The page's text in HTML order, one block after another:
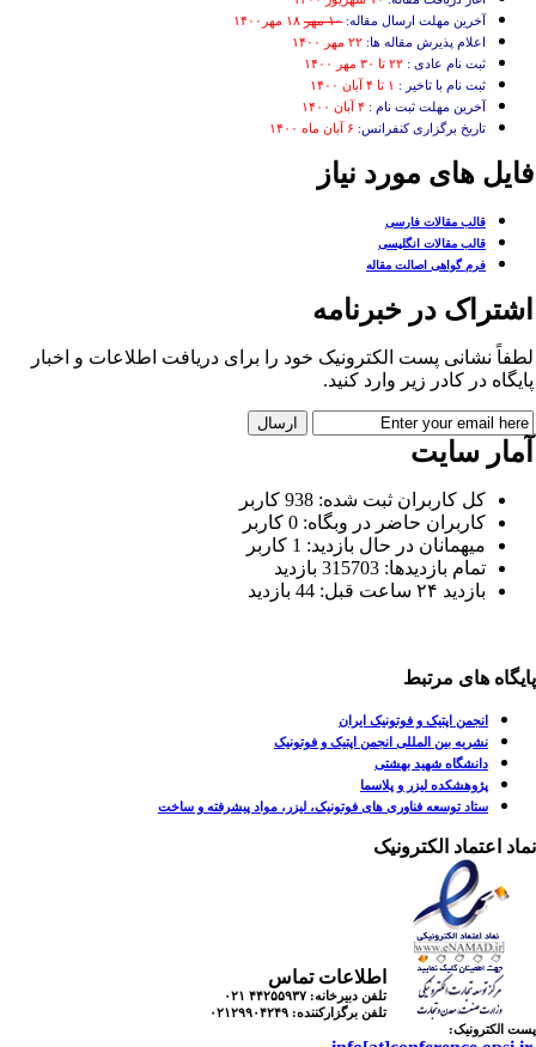
آخرین مهلت ارسال مقاله: ۱۰ مهر
۱۸ مهر۱۴۰۰
اعلام پذیرش مقاله ها: ۲۲ مهر ۱۴۰۰
ثبت نام عادی : ۲۲ تا ۳۰ مهر ۱۴۰۰
ثبت نام با تاخیر :
آخرین مهلت ثبت نام : ۴ آبان ۱۴۰۰
تاریخ برگزاری کنفرانس: ۶ آبان ماه ۱۴۰۰
های مورد نیاز
قالب مقالات فارسی
قالب مقالات انگلیسی
فرم گواهی اصالت مقاله
در خبرنامه
نشانی پست الکترونیک خود را برای دریافت اطلاعات و اخبار
در کادر زیر وارد کنید.
سایت
کل کاربران ثبت شده: 938 کاربر
کاربران حاضر در وبگاه: 0 کاربر
میهمانان در حال بازدید: 1 کاربر
تمام بازدید‌ها: 315703 بازدید
بازدید ۲۴ ساعت قبل: 44 بازدید
های مرتبط
انجمن اپتیک و فوتونیک ایران
نشریه بین المللی انجمن اپتیک و فوتونیک
دانشگاه شهید بهشتی
پژوهشکده لیزر و پلاسما
ستاد توسعه فناوری های فوتونیک، لیزر، مواد پیشرفته و ساخت
اعتماد الکترونیک
اطلاعات تماس
تلفن دبیرخانه: ۴۴۲۵۵۹۳۷ ۰۲۱
تلفن برگزارکننده:۰۲۱۲۹۹۰۴۲۴۹
الکترونیک: